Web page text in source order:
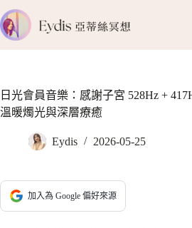
跳
至
主
容日光會員音樂：感謝子宮 528Hz +
溫暖燭光與深層療癒
Eydis 2026-05-25
加入為 Google 偏好來源